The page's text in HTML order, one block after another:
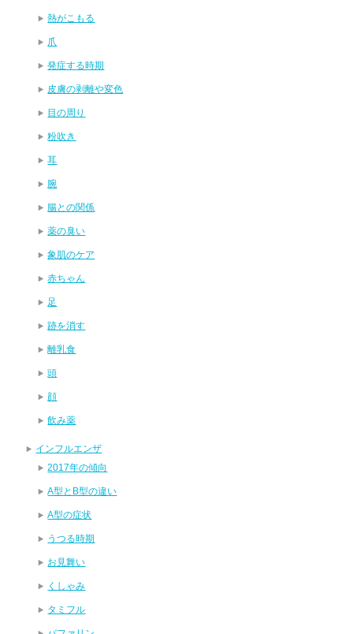
熱がこもる
爪
発症する時期
皮膚の剥離や変色
目の周り
粉吹き
耳
腕
腸との関係
薬の臭い
象肌のケア
赤ちゃん
足
跡を消す
離乳食
頭
顔
飲み薬
インフルエンザ
2017年の傾向
A型とB型の違い
A型の症状
うつる時期
お見舞い
くしゃみ
タミフル